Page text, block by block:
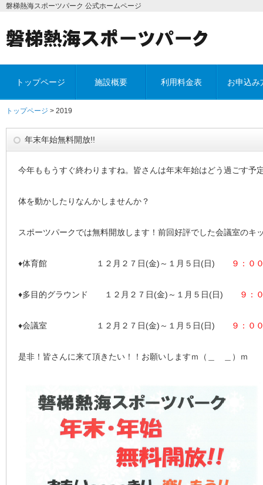
磐梯熱海スポーツパーク 公式ホームページ
トップページ 施設概要 利用料金表 お申込み
トップページ > 2019
年末年始無料開放!!
今年ももうすぐ終わりますね。皆さんは年末年始はどう過ごす予
体を動かしたりなんかしませんか？
スポーツパークでは無料開放します！前回好評でした会議室のキ
♦体育館 １２月２７日(金)～１月５日(日) ９：０
♦多目的グラウンド １２月２７日(金)～１月５日(日) ９：
♦会議室 １２月２７日(金)～１月５日(日) ９：０
是非！皆さんに来て頂きたい！！お願いしますｍ（＿ ＿）ｍ